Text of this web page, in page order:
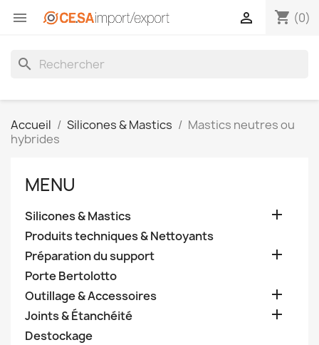
 shopping_cart (0)

search
Accueil Silicones & Mastics
Mastics neutres ou
hybrides
MENU
Silicones & Mastics 
Produits techniques & Nettoyants
Préparation du support

Porte Bertolotto
Outillage & Accessoires

Joints & Étanchéité 
Destockage